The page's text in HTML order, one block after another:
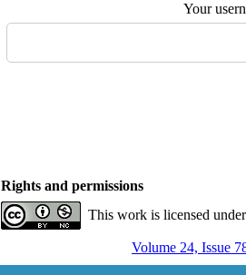
Your
Rights and permissions
This work is licensed
Volume 24, Issue